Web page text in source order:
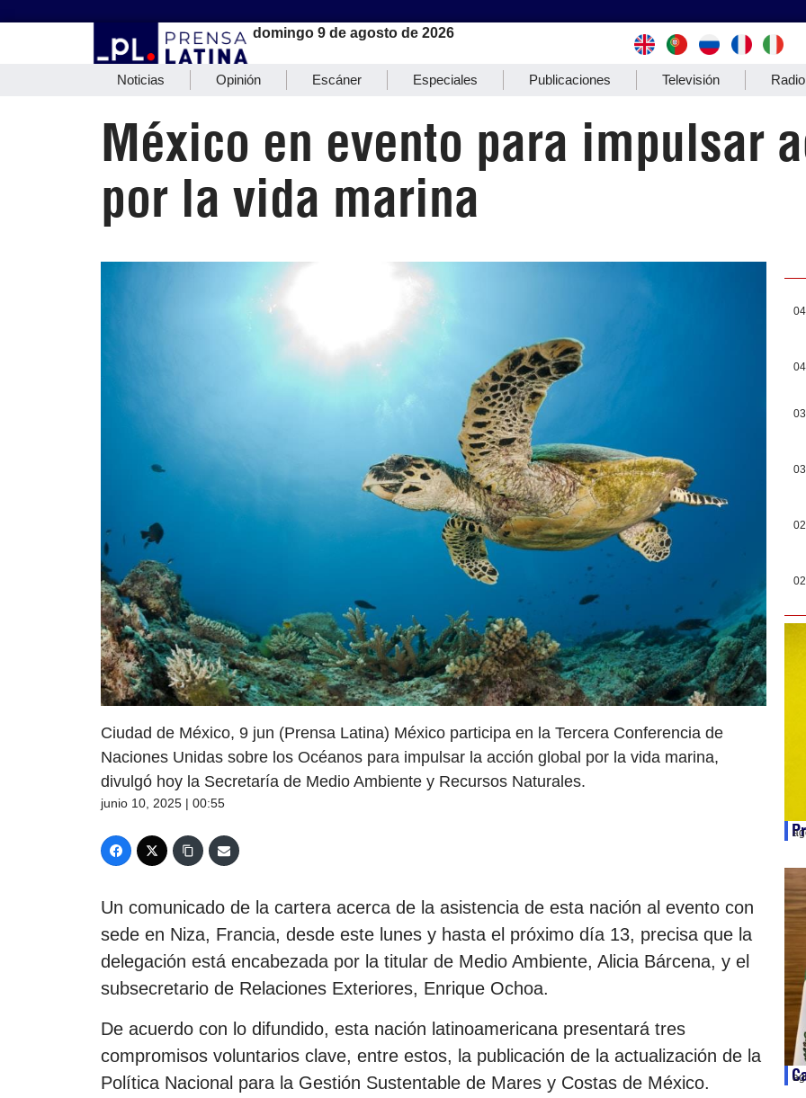
domingo 9 de agosto de 2026
Noticias Opinión Escáner Especiales Publicaciones Televisión Radio
México en evento para impulsar
por la vida marina
Ciudad de México, 9 jun (Prensa Latina) México participa en la Tercera Conferencia de
Naciones Unidas sobre los Océanos para impulsar la acción global por la vida marina,
divulgó hoy la Secretaría de Medio Ambiente y Recursos Naturales.
junio 10, 2025 | 00:55
Un comunicado de la cartera acerca de la asistencia de esta nación al evento con
sede en Niza, Francia, desde este lunes y hasta el próximo día 13, precisa que la
delegación está encabezada por la titular de Medio Ambiente, Alicia Bárcena, y el
subsecretario de Relaciones Exteriores, Enrique Ochoa.
De acuerdo con lo difundido, esta nación latinoamericana presentará tres
compromisos voluntarios clave, entre estos, la publicación de la actualización de la
Política Nacional para la Gestión Sustentable de Mares y Costas de México.